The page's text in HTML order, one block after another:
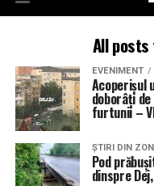
All
EVENIMENT
Acoperișul
doborâți
furtunii –
ŞTIRI DIN
Pod
dinspre